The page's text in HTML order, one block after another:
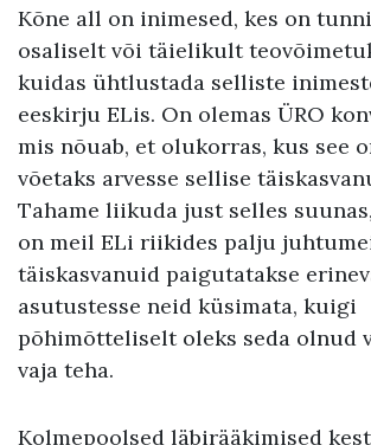
Kõne all on inimesed, kes on
osaliselt või täielikult
kuidas ühtlustada selliste
eeskirju ELis. On olemas ÜRO
mis nõuab, et olukorras, kus see
võetaks arvesse sellise
Tahame liikuda just selles
on meil ELi riikides palju
täiskasvanuid paigutatakse
asutustesse neid küsimata, kuigi
põhimõtteliselt oleks seda olnud
vaja teha.
Kolmepoolsed läbirääkimised